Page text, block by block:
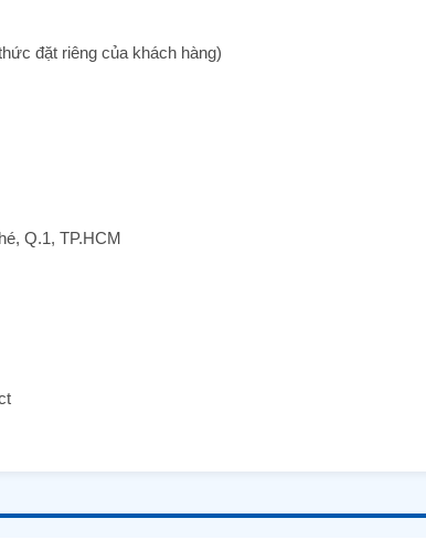
đặt riêng của khách hàng)
Q.1, TP.HCM